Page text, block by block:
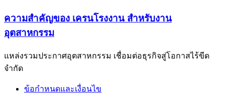
ความสำคัญของ เครนโรงงาน สำหรับงาน
อุตสาหกรรม
แหล่งรวมประกาศอุตสาหกรรม เชื่อมต่อธุรกิจสู่โอกาสไร้ขีด
จำกัด
ข้อกำหนดและเงื่อนไข